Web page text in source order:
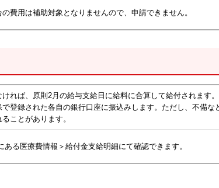
費用は補助対象となりませんので、申請できません。
れば、原則2月の給与支給日に給料に合算して給付されます
登録された各自の銀行口座に振込みします。ただし、不備な
ことがあります。
ある医療費情報＞給付金支給明細にて確認できます。